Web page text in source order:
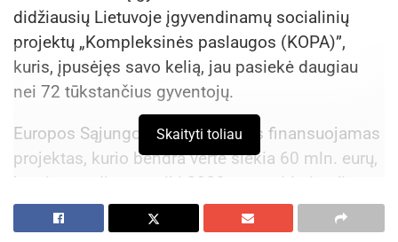
didžiausių Lietuvoje įgyvendinamų socialinių
projektų „Kompleksinės paslaugos (KOPA)”,
kuris, įpusėjęs savo kelią, jau pasiekė daugiau
nei 72 tūkstančius gyventojų.
Europos Sąjungos fondų lėšomis finansuojamas
projektas, kurio bendra vertė siekia 60 mln. eurų,
bus įgyvendinamas iki 2029 metų vidurio.
Jis
skirtas stiprinti prevencinę psichosocialinę
pagalbą šeimoms ir asmenims visoje Lietuvoje.
Skaityti toliau